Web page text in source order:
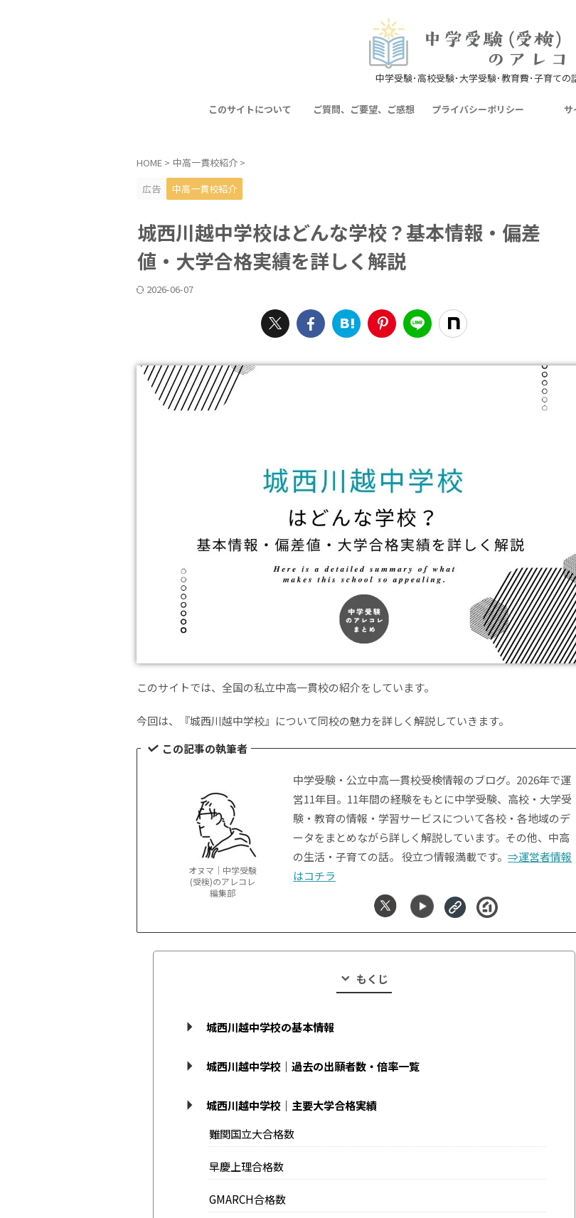
中学受験･高校受験･大学受験･教育費･子育ての
このサイトについて ご質問、ご要望、ご感想 プライバシーポリシー サ
HOME > 中高一貫校紹介 >
広告
中高一貫校紹介
城西川越中学校はどんな学校？基本情報・偏差
値・大学合格実績を詳しく解説
2026-06-07
このサイトでは、全国の私立中高一貫校の紹介をしています。
今回は、『城西川越中学校』について同校の魅力を詳しく解説していきます。
この記事の執筆者
オヌマ｜中学受験
(受検)のアレコレ
編集部
中学受験・公立中高一貫校受検情報のブログ。2026年で運
営11年目。11年間の経験をもとに中学受験、高校・大学受
験・教育の情報・学習サービスについて各校・各地域のデ
ータをまとめながら詳しく解説しています。その他、中高
の生活・子育ての話。 役立つ情報満載です。⇒運営者情報
はコチラ
もくじ
城西川越中学校の基本情報
城西川越中学校｜過去の出願者数・倍率一覧
城西川越中学校｜主要大学合格実績
難関国立大合格数
早慶上理合格数
GMARCH合格数